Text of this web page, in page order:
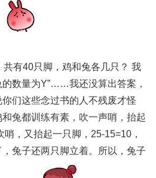
有40只脚，鸡和兔各几只？ 我
的数量为Y”……我还没算出答案，
们这些念过书的人不残废才怪
兔都训练有素，吹一声哨，抬起
，又抬起一只脚，25-15=10，
兔子还两只脚立着。所以，兔子